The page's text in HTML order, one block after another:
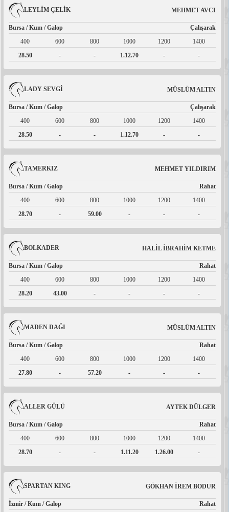
LEYLİM ÇELİK MEHMET AVCI
Bursa / Kum / Galop
Çalışarak
400
600 800 1000 1200
1400
28.50
- - 1.12.70 - -
LADY SEVGİ MÜSLÜM ALTIN
Bursa / Kum / Galop
Çalışarak
400
600 800 1000 1200
1400
28.50
- - 1.12.70 - -
TAMERKIZ MEHMET YILDIRIM
Bursa / Kum / Galop
Rahat
400
600 800 1000 1200
1400
28.70
- 59.00 - - -
BOLKADER HALİL İBRAHİM KETME
Bursa / Kum / Galop
Rahat
400
600 800 1000 1200
1400
28.20
43.00 - - - -
MADEN DAĞI MÜSLÜM ALTIN
Bursa / Kum / Galop
Rahat
400
600 800 1000 1200
1400
27.80
- 57.20 - - -
ALLER GÜLÜ AYTEK DÜLGER
Bursa / Kum / Galop
Rahat
400
600 800 1000 1200
1400
28.70
- - 1.11.20 1.26.00 -
SPARTAN KING GÖKHAN İREM BODUR
İzmir / Kum / Galop
Rahat